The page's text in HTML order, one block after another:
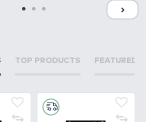
TOP PRODUCTS FEATURED